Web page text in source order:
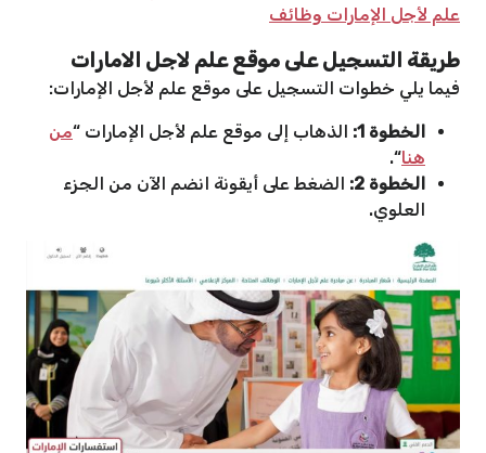
علم لأجل الإمارات وظائف
طريقة التسجيل على موقع علم لاجل الامارات
فيما يلي خطوات التسجيل على موقع علم لأجل الإمارات:
الخطوة 1: الذهاب إلى موقع علم لأجل الإمارات “من
هنا“.
الخطوة 2:
الضغط على أيقونة انضم الآن من الجزء
العلوي.